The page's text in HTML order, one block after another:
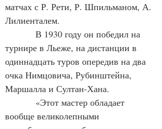
матчах с Р. Рети, Р. Шпильманом, А.
Лилиенталем.
турнире в Льеже, на дистанции в
одиннадцать туров опередив на два
очка Нимцовича, Рубинштейна,
Маршалла и Султан-Хана.
вообще великолепными